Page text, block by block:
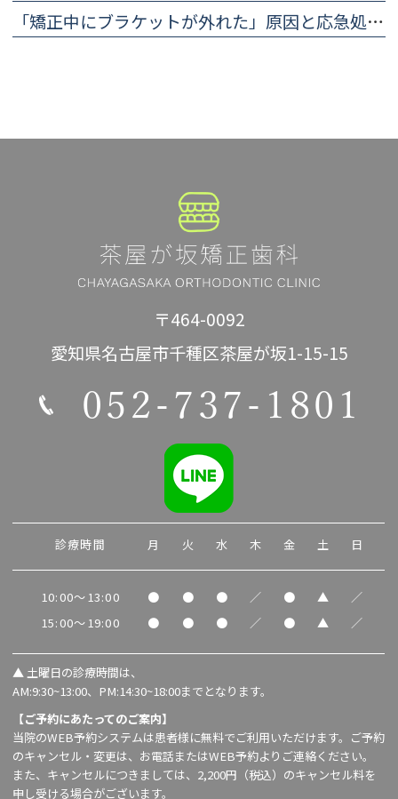
「矯正中にブラケットが外れた」原因と応急処置・歯科医院に行くまでの対処法
〒464-0092
愛知県名古屋市千種区茶屋が坂1-15-15
052-737-1801
診療時間 月 火 水 木 金 土 日
10:00～13:00 ● ● ● ／ ● ▲
／
15:00～19:00
● ● ● ／ ● ▲ ／
▲土曜日の診療時間は、
AM:9:30~13:00、PM:14:30~18:00までとなります。
【ご予約にあたってのご案内】
当院のWEB予約システムは患者様に無料でご利用いただけます。ご予約
のキャンセル・変更は、お電話またはWEB予約よりご連絡ください。
また、キャンセルにつきましては、2,200円（税込）のキャンセル料を
申し受ける場合がございます。